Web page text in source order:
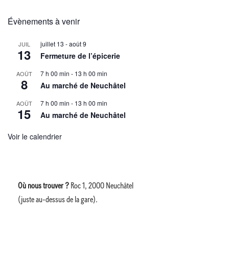
Évènements à venir
JUIL
13
juillet 13 -août 9
Fermeture de l’épicerie
AOÛT
8
7 h 00 min - 13 h 00 min
Au marché de Neuchâtel
AOÛT
15
7 h 00 min - 13 h 00 min
Au marché de Neuchâtel
Voir le calendrier
Où nous trouver ? Roc 1, 2000 Neuchâtel
(juste au-dessus de la gare).